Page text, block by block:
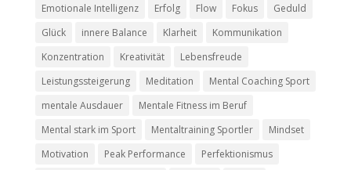
Emotionale Intelligenz
Erfolg Flow Fokus
Geduld
Glück
innere Balance Klarheit
Kommunikation
Konzentration
Kreativität
Lebensfreude
Leistungssteigerung
Meditation
Mental Coaching Sport
mentale Ausdauer
Mentale Fitness im Beruf
Mental stark im Sport
Mentaltraining Sportler
Mindset
Motivation
Peak Performance
Perfektionismus